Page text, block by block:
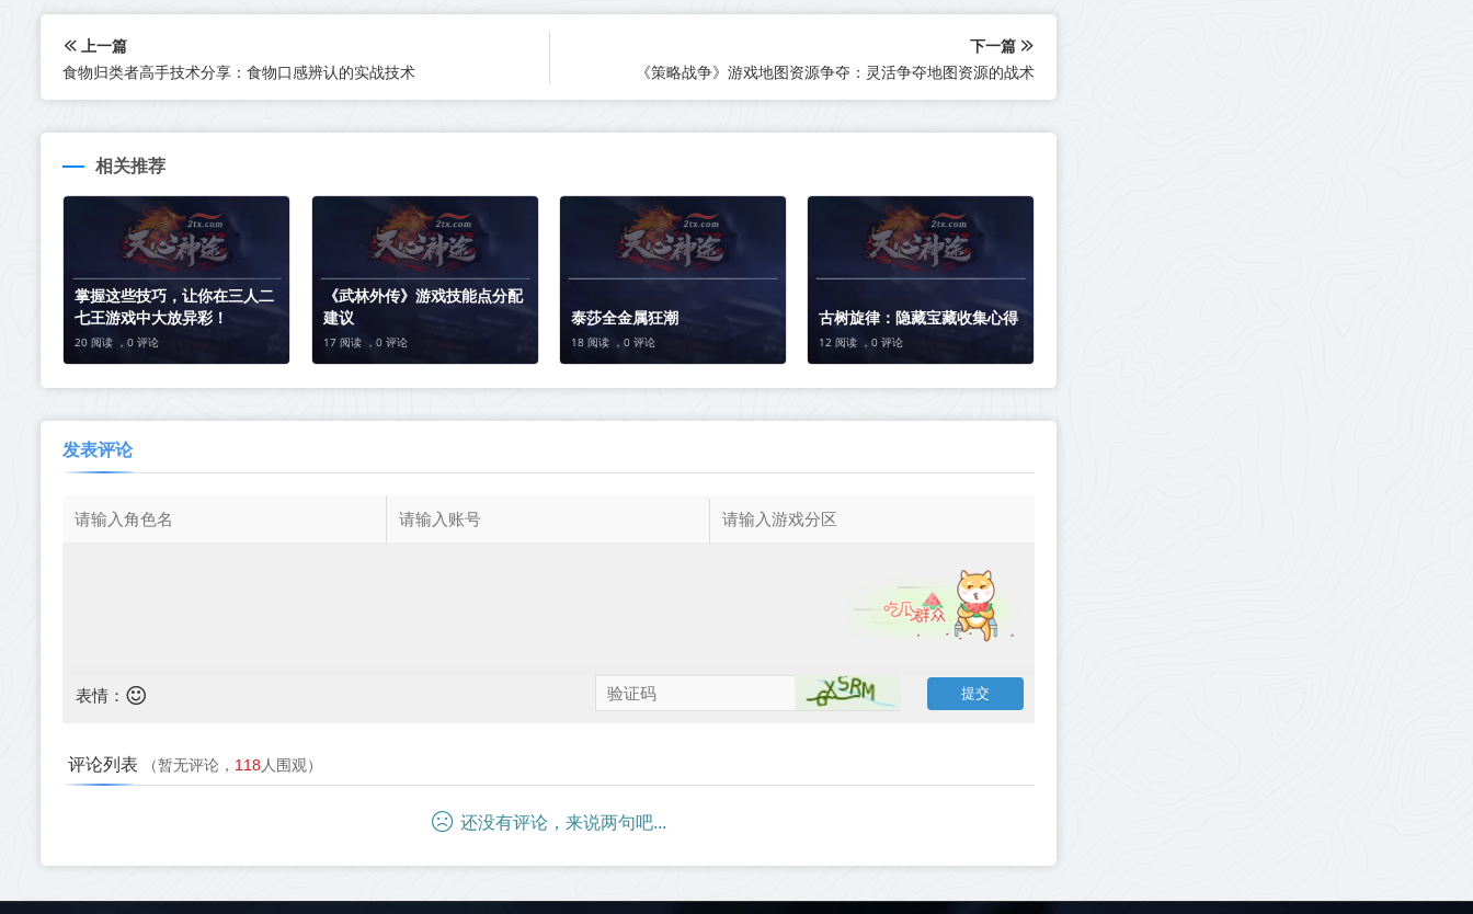
上一篇
食物归类者高手技术分享：食物口感辨认的实战技术
下一篇
《策略战争》游戏地图资源争夺：灵活争夺地图资源的战术
相关推荐
掌握这些技巧，让你在三人二
七王游戏中大放异彩！
20 阅读 ，0 评论
《武林外传》游戏技能点分配
建议
17 阅读 ， 0 评论
泰莎全金属狂潮
18 阅读 ， 0 评论
古树旋律：隐藏宝藏收集心得
12 阅读 ， 0 评论
发表评论
表情：
评论列表 （暂无评论， 118 人围观）
还没有评论，来说两句吧...